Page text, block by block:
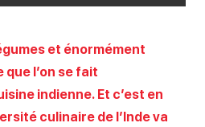
et énormément
que l’on se fait
indienne. Et c’est en
culinaire de l’Inde va